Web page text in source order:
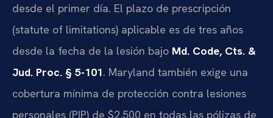
desde el primer día. El plazo de prescripción
(statute of limitations) aplicable es de tres años
desde la fecha de la lesión bajo Md. Code, Cts. &
Jud. Proc. § 5-101. Maryland también exige una
cobertura mínima de protección contra lesiones
personales (PIP) de $2,500 en todas las pólizas de